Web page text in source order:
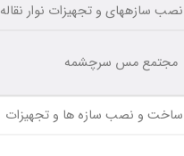
نصب سازههای و تجهیزات نوار نقاله
مجتمع مس سرچشمه
ساخت و نصب سازه ها و تجهیزات